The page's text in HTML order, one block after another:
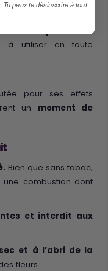
en fait
à utiliser en toute
pour ses effets
un moment de
Bien que sans tabac,
combustion dont
et interdit aux
et à l’abri de la
fleurs.
Tu peux te désinscrire à tout